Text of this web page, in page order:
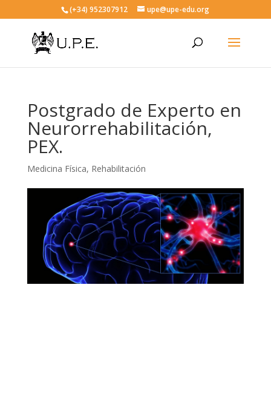
(+34) 952307912 upe@upe-edu.org
Postgrado de Experto en
Neurorrehabilitación,
PEX.
Medicina Física, Rehabilitación